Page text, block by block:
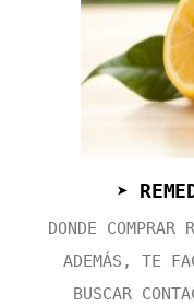
➤
DONDE COMPRAR
ADEMÁS, TE
BUSCAR